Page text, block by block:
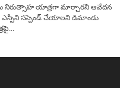
నిరుత్సాహ యాత్రగా మార్చారని ఆవేదన
ఎస్పీని సస్పెండ్‌ చేయాలని డిమాండు